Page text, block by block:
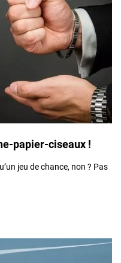
papier-ciseaux !
jeu de chance, non ? Pas